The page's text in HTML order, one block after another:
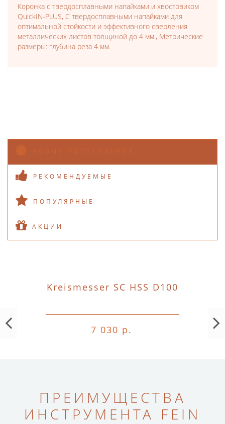
Коронка с твердосплавными напайками и хвостовиком
QuickIN-PLUS, С твердосплавными напайками для
оптимальной стойкости и эффективного сверления
металлических листов толщиной до 4 мм., Метрические
размеры: глубина реза 4 мм.
РЕКОМЕНДУЕМЫЕ
ПОПУЛЯРНЫЕ
АКЦИИ
Kreismesser SC HSS D100
7 030 р.
ПРЕИМУЩЕСТВА
ИНСТРУМЕНТА FEIN